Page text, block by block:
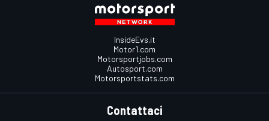
InsideEvs.it
Motor1.com
Motorsportjobs.com
Autosport.com
Motorsportstats.com
Contattaci